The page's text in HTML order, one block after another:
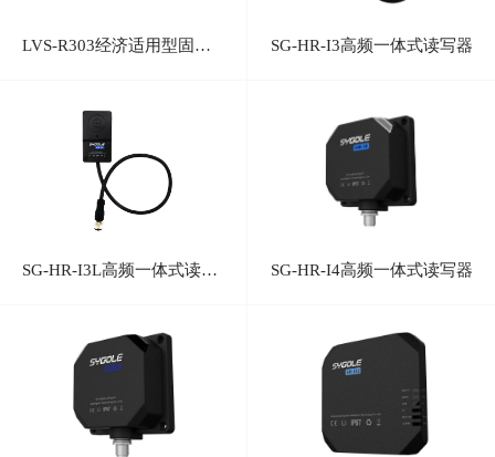
LVS-R303经济适用型固定式工业读码器 SG-HR-I3高频一体式读写器
SG-HR-I3L高频一体式读写器 SG-HR-I4高频一体式读写器